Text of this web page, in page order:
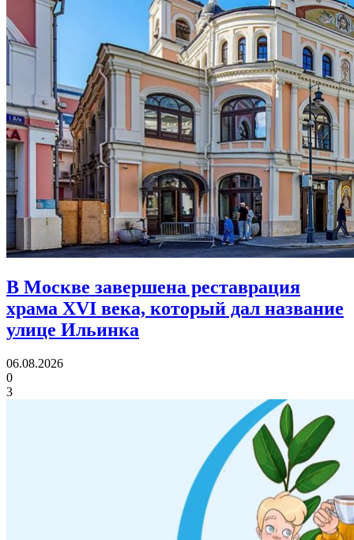
В Москве завершена реставрация
храма XVI века, который дал название
улице Ильинка
06.08.2026
0
3